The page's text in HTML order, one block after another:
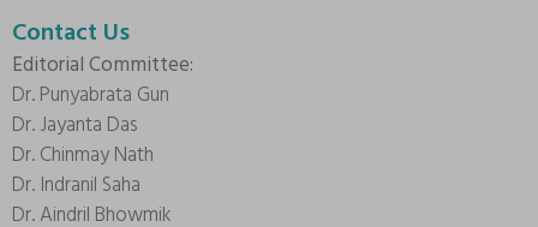
Contact Us
Editorial Committee:
Dr. Punyabrata Gun
Dr. Jayanta Das
Dr. Chinmay Nath
Dr. Indranil Saha
Dr. Aindril Bhowmik